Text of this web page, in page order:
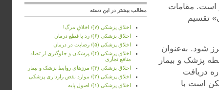
است. مقامات
تقسیم
شود. به‌عنوان
پزشک و بیمار
دریافت
است با
مطالب بیشتر در این دسته
اخلاق پزشکی (۷)/ اخلاقِ مرگ!
اخلاق پزشکی (۶)/ رد یا قطع درمان
اخلاق پزشکی (۵)/ رضایت در درمان
اخلاق پزشکی (۴)/ پزشکان و جلوگیری از تضاد
منافع تجاری
اخلاق پزشکی (۳)/ مرزهای روابط پزشک و بیمار
اخلاق پزشکی (۲)/ موارد نقض رازداری پزشکی
اخلاق پزشکی (۱)/ اصول پایه